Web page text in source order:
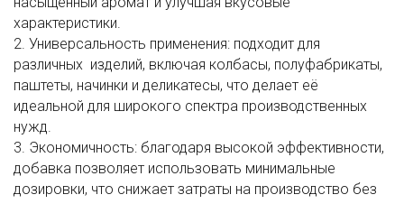
характеристики.
2. Универсальность применения: подходит для
различных изделий, включая колбасы, полуфабрикаты,
паштеты, начинки и деликатесы, что делает её
идеальной для широкого спектра производственных
нужд.
3. Экономичность: благодаря высокой эффективности,
добавка позволяет использовать минимальные
дозировки, что снижает затраты на производство без